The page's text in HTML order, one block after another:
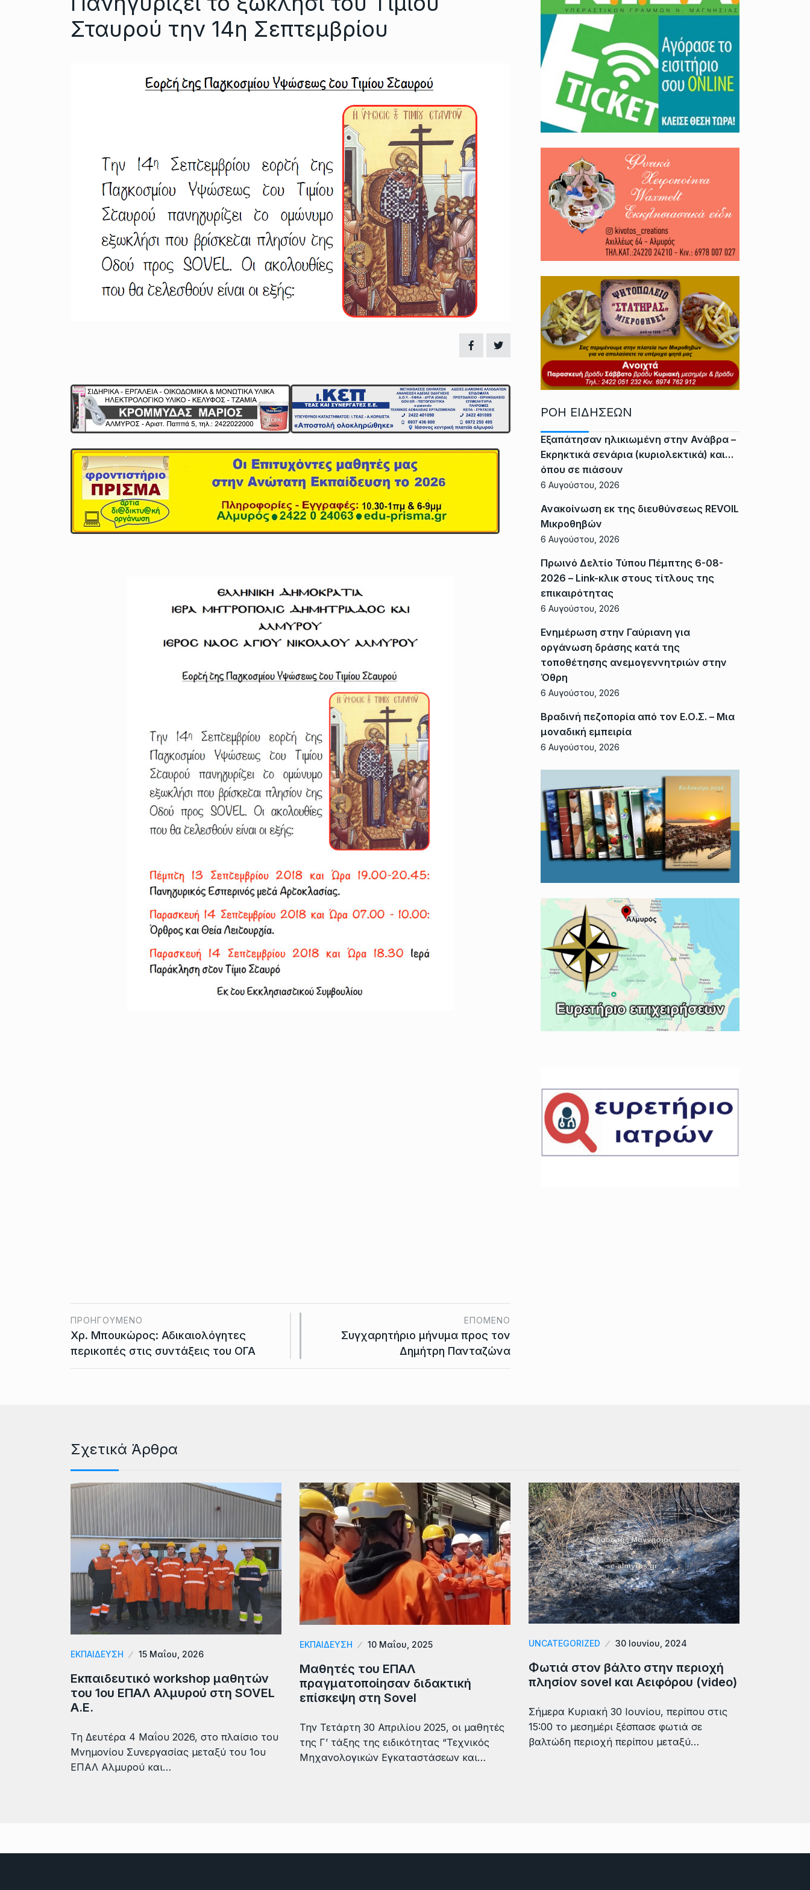
Σταυρού την 14η Σεπτεμβρίου
ΠΡΟΗΓΟΎΜΕΝΟ
Χρ. Μπουκώρος: Αδικαιολόγητες
περικοπές στις συντάξεις του ΟΓΑ
ΕΠΌΜΕΝΟ
Συγχαρητήριο μήνυμα προς τον
Δημήτρη Πανταζώνα
ΡΟΗ ΕΙΔΗΣΕΩΝ
Εξαπάτησαν ηλικιωμένη στην Ανάβρα –
Εκρηκτικά σενάρια (κυριολεκτικά) και…
όπου σε πιάσουν
6 Αυγούστου, 2026
Ανακοίνωση εκ της διευθύνσεως REVOIL
Μικροθηβών
6 Αυγούστου, 2026
Πρωινό Δελτίο Τύπου Πέμπτης 6-08-
2026 – Link-κλικ στους τίτλους της
επικαιρότητας
6 Αυγούστου, 2026
Ενημέρωση στην Γαύριανη για
οργάνωση δράσης κατά της
τοποθέτησης ανεμογεννητριών στην
Όθρη
6 Αυγούστου, 2026
Βραδινή πεζοπορία από τον Ε.Ο.Σ. – Μια
μοναδική εμπειρία
6 Αυγούστου, 2026
Σχετικά Άρθρα
ΕΚΠΑΙΔΕΥΣΗ 15 Μαΐου, 2026
Εκπαιδευτικό workshop μαθητών
του 1ου ΕΠΑΛ Αλμυρού στη SOVEL
Α.Ε.
Τη Δευτέρα 4 Μαΐου 2026, στο πλαίσιο του
Μνημονίου Συνεργασίας μεταξύ του 1ου
ΕΠΑΛ Αλμυρού και…
ΕΚΠΑΙΔΕΥΣΗ 10 Μαΐου, 2025
Μαθητές του ΕΠΑΛ
πραγματοποίησαν διδακτική
επίσκεψη στη Sovel
Την Τετάρτη 30 Απριλίου 2025, οι μαθητές
της Γ’ τάξης της ειδικότητας “Τεχνικός
Μηχανολογικών Εγκαταστάσεων και…
UNCATEGORIZED 30 Ιουνίου, 2024
Φωτιά στον βάλτο στην περιοχή
πλησίον sovel και Αειφόρου (video)
Σήμερα Κυριακή 30 Ιουνίου, περίπου στις
15:00 το μεσημέρι ξέσπασε φωτιά σε
βαλτώδη περιοχή περίπου μεταξύ…